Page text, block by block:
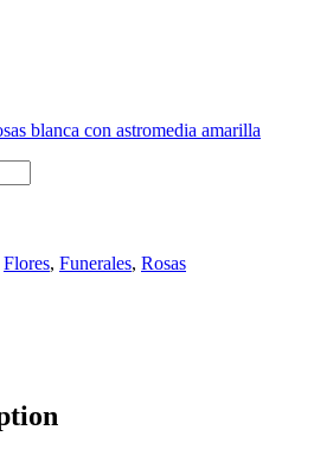
blanca con astromedia amarilla
Flores, Funerales, Rosas